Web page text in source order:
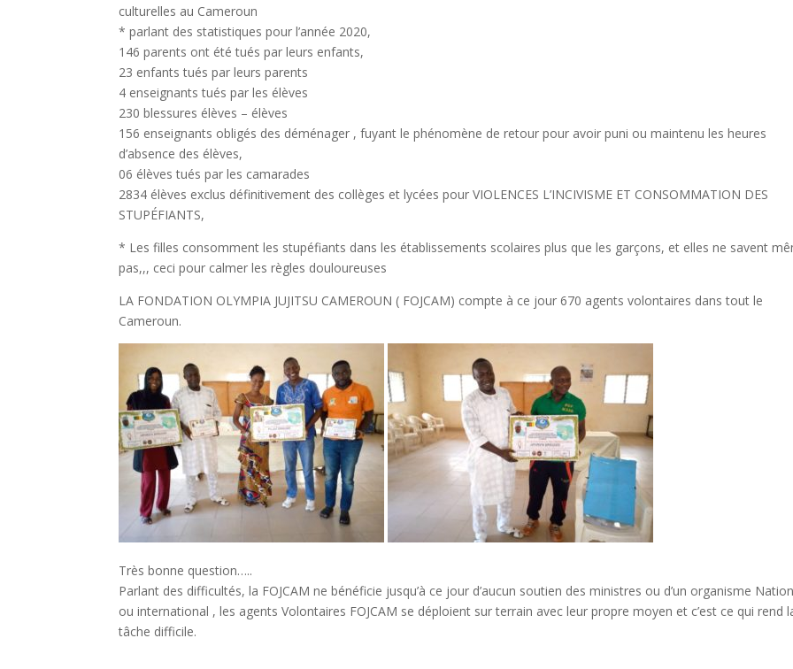
culturelles au Cameroun
* parlant des statistiques pour l’année 2020,
146 parents ont été tués par leurs enfants,
23 enfants tués par leurs parents
4 enseignants tués par les élèves
230 blessures élèves – élèves
156 enseignants obligés des déménager , fuyant le phénomène de retour pour avoir puni ou maintenu les heures
d’absence des élèves,
06 élèves tués par les camarades
2834 élèves exclus définitivement des collèges et lycées pour VIOLENCES L’INCIVISME ET CONSOMMATION DES
STUPÉFIANTS,
* Les filles consomment les stupéfiants dans les établissements scolaires plus que les garçons, et elles ne savent
pas,,, ceci pour calmer les règles douloureuses
LA FONDATION OLYMPIA JUJITSU CAMEROUN ( FOJCAM) compte à ce jour 670 agents volontaires dans tout le
Cameroun.
Très bonne question…..
Parlant des difficultés, la FOJCAM ne bénéficie jusqu’à ce jour d’aucun soutien des ministres ou d’un organisme
ou international , les agents Volontaires FOJCAM se déploient sur terrain avec leur propre moyen et c’est ce qui rend
tâche difficile.